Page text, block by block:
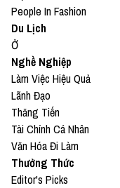
People In Fashion
Du Lịch
Ở
Nghề Nghiệp
Làm Việc Hiệu Quả
Lãnh Đạo
Thăng Tiến
Tài Chính Cá Nhân
Văn Hóa Đi Làm
Thưởng Thức
Editor's Picks